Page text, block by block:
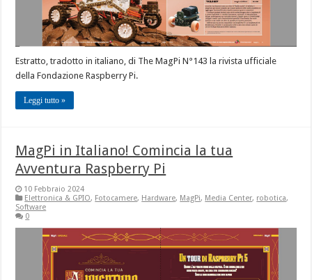
Estratto, tradotto in italiano, di The MagPi N°143 la rivista ufficiale
della Fondazione Raspberry Pi.
Leggi tutto »
MagPi in Italiano! Comincia la tua
Avventura Raspberry Pi
10 Febbraio 2024
Elettronica & GPIO, Fotocamere, Hardware, MagPi, Media Center, robotica,
Software
0